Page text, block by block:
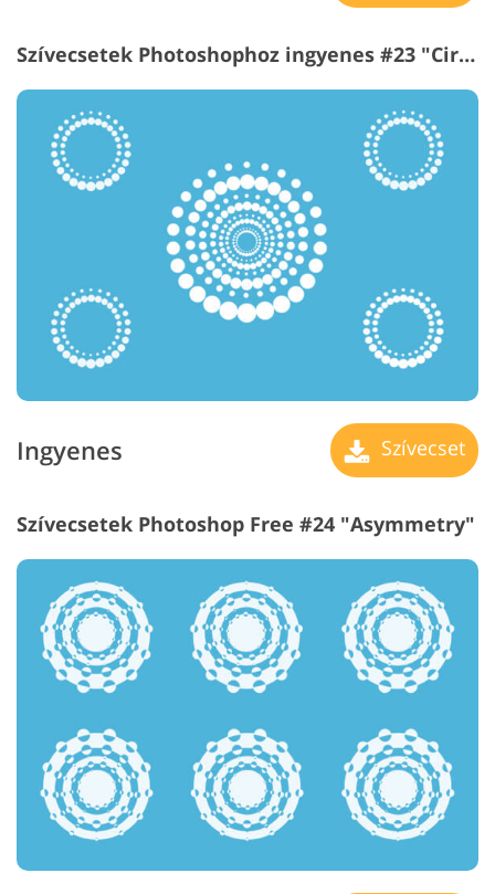
Szívecsetek Photoshophoz ingyenes #23 "Circus Lights"
Ingyenes Szívecset
Szívecsetek Photoshop Free #24 "Asymmetry"